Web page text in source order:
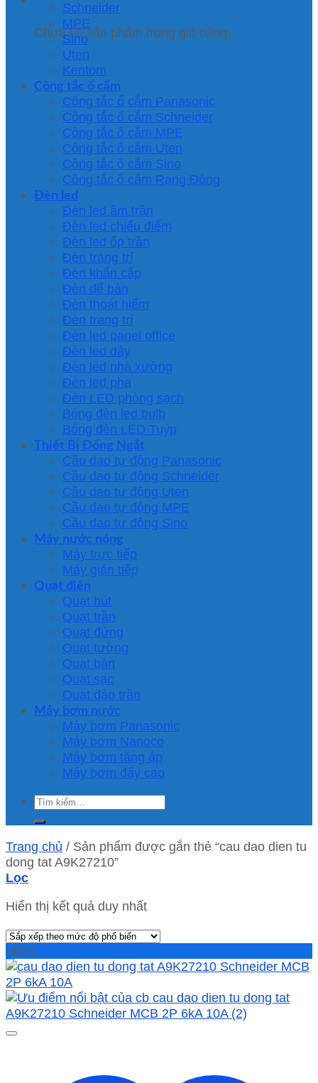
Chưa có sản phẩm trong giỏ hàng.
Schneider
MPE
Sino
Uten
Kentom
Công tắc ổ cắm
Công tắc ổ cắm Panasonic
Công tắc ổ cắm Schneider
Công tắc ổ cắm MPE
Công tắc ổ cắm Uten
Công tắc ổ cắm Sino
Công tắc ổ cắm Rạng Đông
Đèn led
Đèn led âm trần
Đèn led chiếu điểm
Đèn led ốp trần
Đèn trang trí
Đèn khẩn cấp
Đèn để bàn
Đèn thoát hiểm
Đèn trang trí
Đèn led panel office
Đèn led dây
Đèn led nhà xưởng
Đèn led pha
Đèn LED phòng sạch
Bóng đèn led bulb
Bóng đèn LED Tuýp
Thiết Bị Đống Ngắt
Cầu dao tự động Panasonic
Cầu dao tự động Schneider
Cầu dao tự động Uten
Cầu dao tự động MPE
Cầu dao tự động Sino
Máy nước nóng
Máy trực tiếp
Máy gián tiếp
Quạt điện
Quạt hút
Quạt trần
Quạt đứng
Quạt tường
Quạt bàn
Quạt sạc
Quạt đảo trần
Máy bơm nước
Máy bơm Panasonic
Máy bơm Nanoco
Máy bơm tăng áp
Máy bơm đẩy cao
Tìm
kiếm:
Trang chủ / Sản phẩm được gắn thẻ “cau dao dien tu
dong tat A9K27210”
Lọc
Hiển thị kết quả duy nhất
-40%